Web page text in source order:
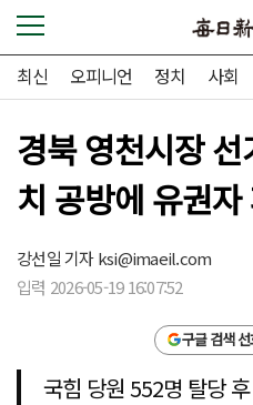
최신 오피니언 정치 사회
경북 영천시장 선
치 공방에 유권
강선일 기자ksi@imaeil.com
입력 2026-05-19 16:07:52
구글 검색
국힘 당원 552명 탈당